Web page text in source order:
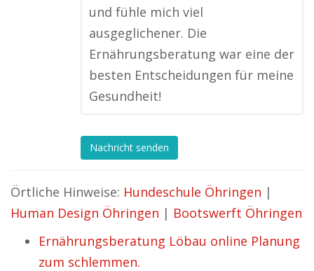
und fühle mich viel
ausgeglichener. Die
Ernährungsberatung war eine der
besten Entscheidungen für meine
Gesundheit!
Nachricht senden
Örtliche Hinweise: Hundeschule Öhringen |
Human Design Öhringen | Bootswerft Öhringen
Ernährungsberatung Löbau online Planung
zum schlemmen.